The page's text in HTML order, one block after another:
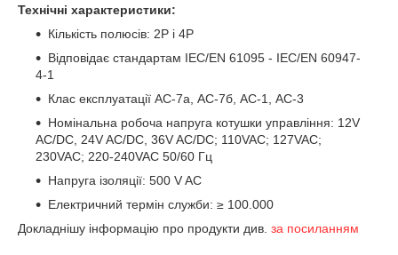
Технічні характеристики:
Кількість полюсів: 2P і 4Р
Відповідає стандартам IEC/EN 61095 - IEC/EN 60947-
4-1
Клас експлуатації АС-7а, АС-7б, АС-1, АС-3
Номінальна робоча напруга котушки управління: 12V
AC/DC, 24V AC/DC, 36V AC/DC; 110VAC; 127VAC;
230VAC; 220-240VAC 50/60 Гц
Напруга ізоляції: 500 V AC
Електричний термін служби: ≥ 100.000
Докладнішу інформацію про продукти див. за посиланням